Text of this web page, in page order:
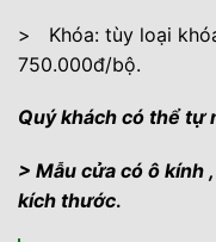
> Khóa: tùy loại
750.000đ/bộ.
Quý khách có thể tự
> Mẫu cửa có ô kính
kích thước.